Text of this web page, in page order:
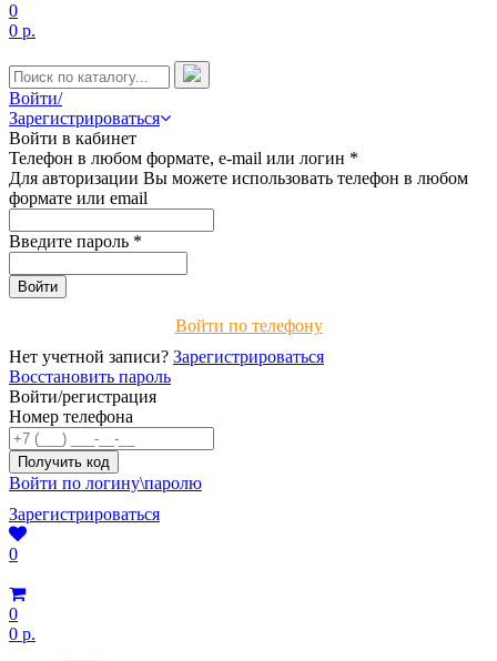
0
0 р.
Войти/
Зарегистрироваться
Войти в кабинет
Телефон в любом формате, e-mail или логин *
Для авторизации Вы можете использовать телефон в любом
формате или email
Введите пароль *
Войти по телефону
Нет учетной записи? Зарегистрироваться
Восстановить пароль
Войти/регистрация
Номер телефона
Войти по логину\паролю
Зарегистрироваться
0
0
0 р.